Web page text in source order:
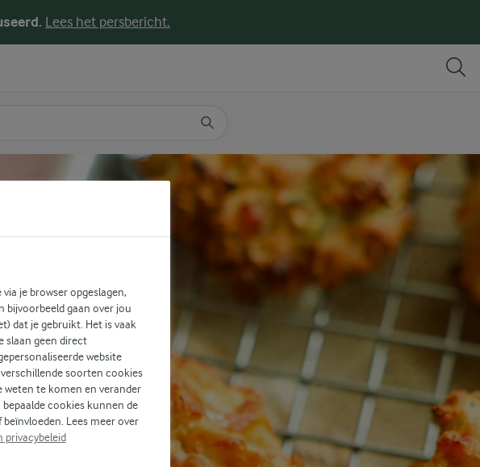
Lees het persbericht.
je browser opgeslagen,
bijvoorbeeld gaan over jou
dat je gebruikt. Het is vaak
slaan geen direct
website
soorten cookies
weten te komen en verander
cookies kunnen de
Lees meer over
privacybeleid